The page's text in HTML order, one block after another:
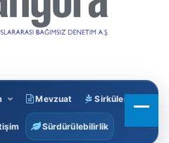
Mevzuat Sirküler
Sürdürülebilirlik